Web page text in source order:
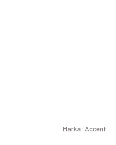
Marka: Accent